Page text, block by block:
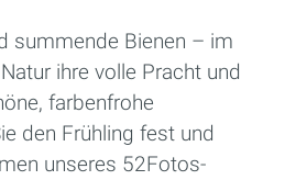
summende Bienen – im
ihre volle Pracht und
farbenfrohe
den Frühling fest und
unseres 52Fotos-